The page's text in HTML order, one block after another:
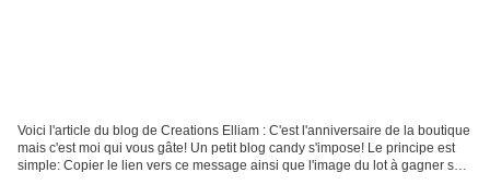
Voici l'article du blog de Creations Elliam : C'est l'anniversaire de la boutique
mais c'est moi qui vous gâte! Un petit blog candy s'impose! Le principe est
simple: Copier le lien vers ce message ainsi que l'image du lot à gagner sur